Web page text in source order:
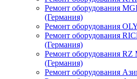
Ремонт оборудования
(Германия)
Ремонт оборудования
Ремонт оборудования
(Германия)
Ремонт оборудования RZ
(Германия)
Ремонт оборудования